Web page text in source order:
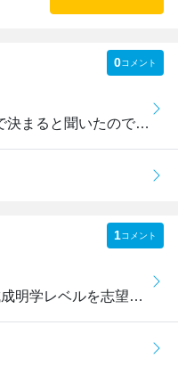
0コメント
法学部は出席点が無く、テストで決まると聞いたのですが大阪...
1コメント
現在高校3年生で、日東駒専～成成明学レベルを志望しています...